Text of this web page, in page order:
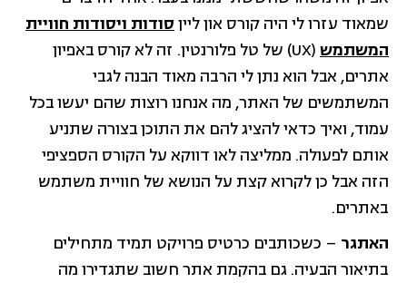
שמאוד עזרו לי היה קורס און לייןסודות ויסודות חוויית
המשתמש
(UX) של טל פלורנטין. זה לא קורס באפיון
אתרים, אבל הוא נתן לי הרבה מאוד הבנה לגבי
המשתמשים של האתר, מה אנחנו רוצות שהם יעשו בכל
עמוד, ואיך כדאי להציג להם את התוכן בצורה שתניע
אותם לפעולה. ממליצה לאו דווקא על הקורס הספציפי
הזה אבל כן לקרוא קצת על הנושא של חוויית משתמש
באתרים.
האתגר – כשכותבים כרטיס פרויקט תמיד מתחילים
בתיאור הבעיה. גם בהקמת אתר חשוב שתגדירו מה